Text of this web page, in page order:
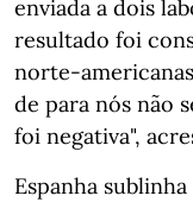
enviada a dois
resultado foi
norte-
de para nós não
foi negativa",
Espanha